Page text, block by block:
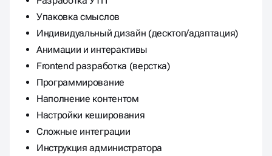
Упаковка смыслов
Индивидуальный дизайн (десктоп/адаптация)
Анимации и интерактивы
Frontend разработка (верстка)
Программирование
Наполнение контентом
Настройки кеширования
Сложные интеграции
Инструкция администратора